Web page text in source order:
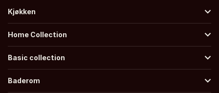
Kjøkken
Home Collection
Basic collection
Baderom